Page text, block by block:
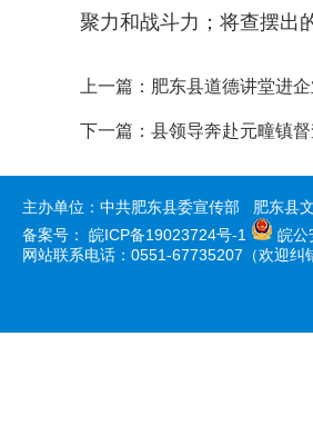
聚力和战斗力；将查摆出
上一篇： 肥东县道德讲堂进
下一篇： 县领导奔赴元疃镇
主办单位：中共肥东县委宣传部 肥东县
备案号： 皖ICP备19023724号-1
皖公
网站联系电话：0551-67735207（欢迎纠